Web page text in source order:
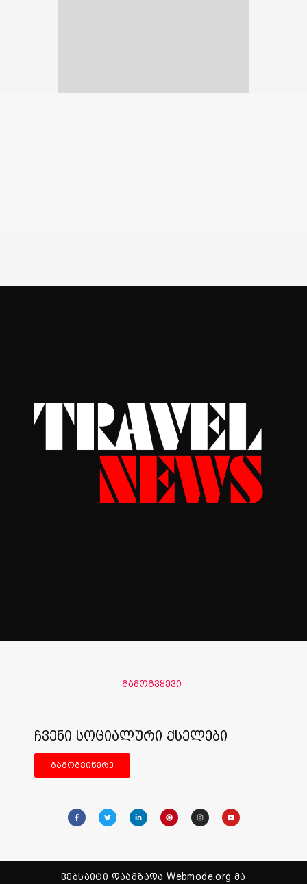
გამოგვყევი
ჩვენი სოციალური ქსელები
გამოგვიწერე
ვებსაიტი დაამზადა Webmode.org მა